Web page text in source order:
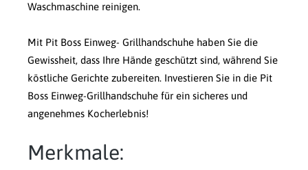
Waschmaschine reinigen.
Mit Pit Boss Einweg- Grillhandschuhe haben Sie die
Gewissheit, dass Ihre Hände geschützt sind, während Sie
köstliche Gerichte zubereiten. Investieren Sie in die Pit
Boss Einweg-Grillhandschuhe für ein sicheres und
angenehmes Kocherlebnis!
Merkmale: